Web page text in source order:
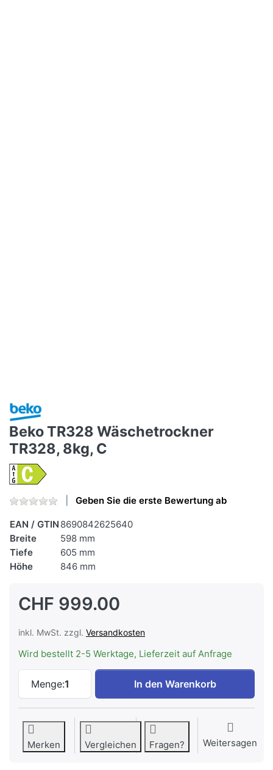
Beko TR328 Wäschetrockner
TR328, 8kg, C
Geben Sie die erste Bewertung ab
EAN / GTIN 8690842625640
Breite
598 mm
Tiefe
605 mm
Höhe
846 mm
CHF 999.00
inkl. MwSt. zzgl. Versandkosten
Wird bestellt 2-5 Werktage, Lieferzeit auf Anfrage
Menge:1
Beko TR328 Wäschetrockner TR328,
In den Warenkorb
Merken Vergleichen Fragen? Weitersagen